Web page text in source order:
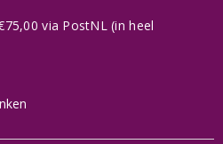
via PostNL (in heel